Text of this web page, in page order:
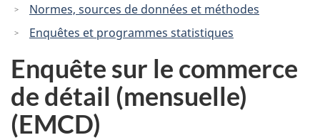
Normes, sources de données et méthodes
Enquêtes et programmes statistiques
Enquête sur le commerce
de détail (mensuelle)
(EMCD)